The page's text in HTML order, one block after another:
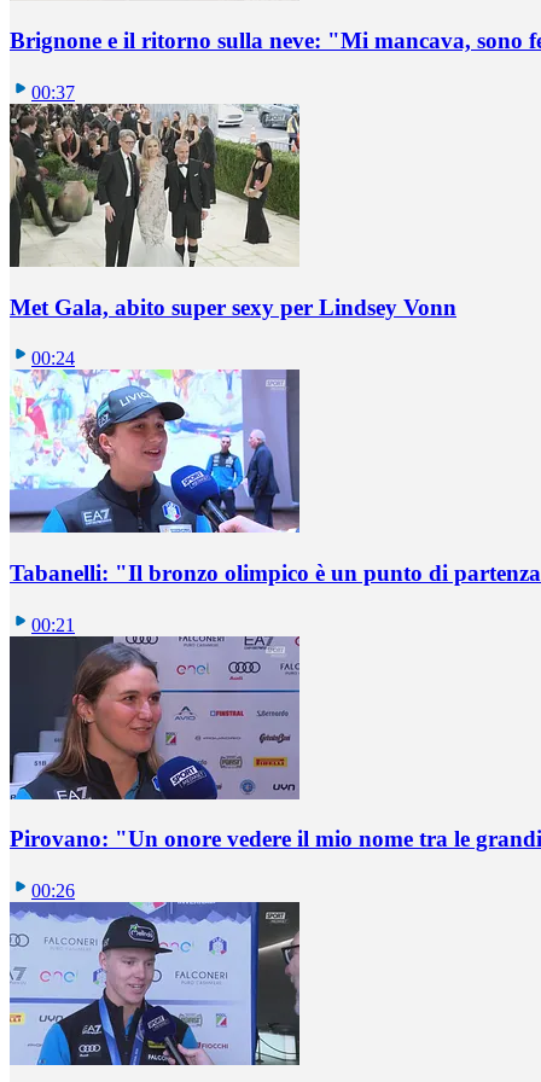
Brignone e il ritorno sulla neve: "Mi mancava, sono
00:37
Met Gala, abito super sexy per Lindsey Vonn
00:24
Tabanelli: "Il bronzo olimpico è un punto di
00:21
Pirovano: "Un onore vedere il mio nome tra le
00:26